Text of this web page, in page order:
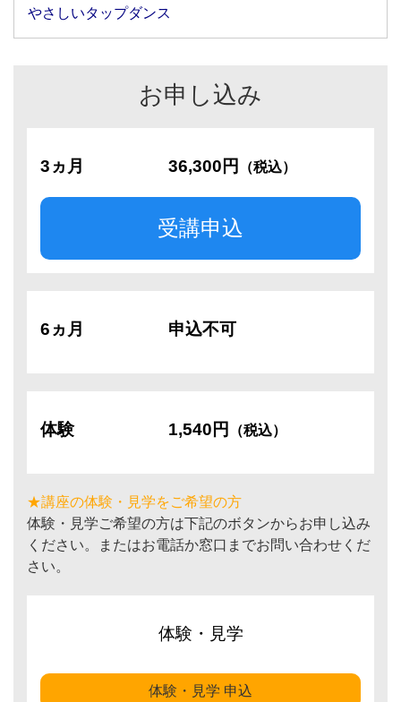
やさしいタップダンス
お申し込み
3ヵ月 36,300円 （税込）
受講申込
6ヵ月 申込不可
体験 1,540円 （税込）
★講座の体験・見学をご希望の方
体験・見学ご希望の方は下記のボタンからお申し込み
ください。またはお電話か窓口までお問い合わせくだ
さい。
体験・見学
体験・見学 申込